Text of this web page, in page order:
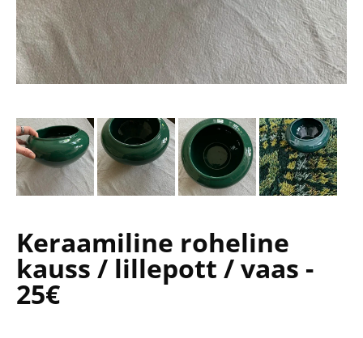
Keraamiline roheline
kauss / lillepott / vaas -
25€